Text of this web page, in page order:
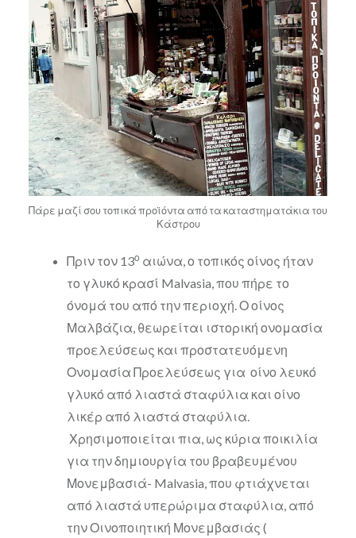
Πάρε μαζί σου τοπικά προϊόντα από τα καταστηματάκια του
Κάστρου
Πριν τον 13ο αιώνα, ο τοπικός οίνος ήταν
το γλυκό κρασί Malvasia, που πήρε το
όνομά του από την περιοχή. Ο οίνος
Μαλβάζια, θεωρείται ιστορική ονομασία
προελεύσεως και προστατευόμενη
Ονομασία Προελεύσεως για οίνο λευκό
γλυκό από λιαστά σταφύλια και οίνο
λικέρ από λιαστά σταφύλια.
Χρησιμοποιείται πια, ως κύρια ποικιλία
για την δημιουργία του βραβευμένου
Μονεμβασιά- Malvasia, που φτιάχνεται
από λιαστά υπερώριμα σταφύλια, από
την Οινοποιητική Μονεμβασιάς (